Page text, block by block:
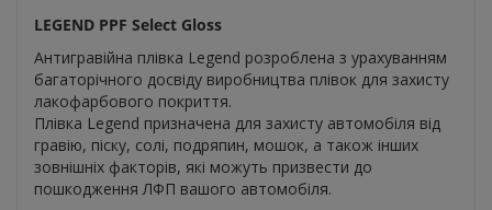
LEGEND PPF Select Gloss
Антигравійна плівка Legend розроблена з урахуванням
багаторічного досвіду виробництва плівок для захисту
лакофарбового покриття.
Плівка Legend призначена для захисту автомобіля від
гравію, піску, солі, подряпин, мошок, а також інших
зовнішніх факторів, які можуть призвести до
пошкодження ЛФП вашого автомобіля.